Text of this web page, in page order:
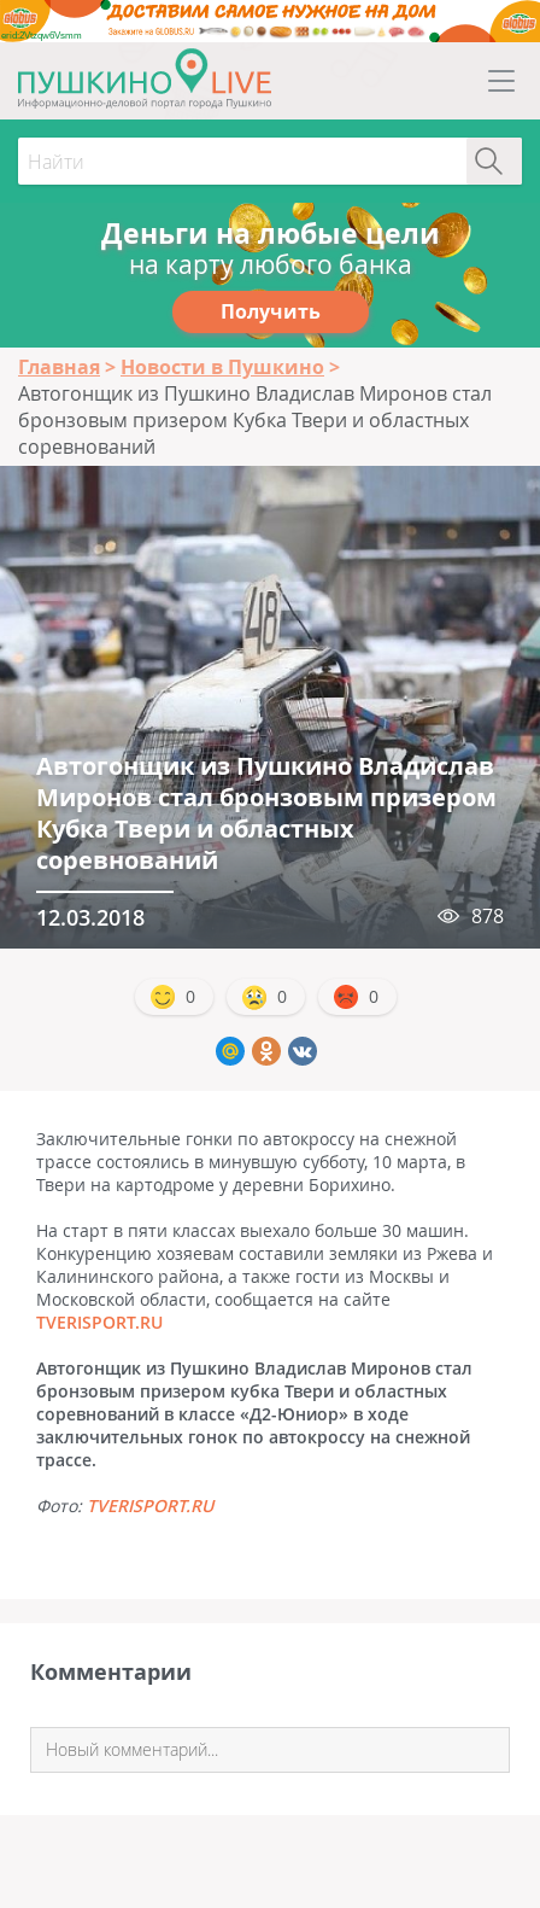
erid:2Vtzqw6Vsmm
Деньги на любые цели
на карту любого банка
Получить
Главная
Новости в Пушкино
Автогонщик из Пушкино Владислав Миронов стал
бронзовым призером Кубка Твери и областных
соревнований
Автогонщик из Пушкино Владислав
Миронов стал бронзовым призером
Кубка Твери и областных
соревнований
12.03.2018 878
0 0 0
Заключительные гонки по автокроссу на снежной
трассе состоялись в минувшую субботу, 10 марта, в
Твери на картодроме у деревни Борихино.
На старт в пяти классах выехало больше 30 машин.
Конкуренцию хозяевам составили земляки из Ржева и
Калининского района, а также гости из Москвы и
Московской области, сообщается на сайте
TVERISPORT.RU
Автогонщик из Пушкино Владислав Миронов стал
бронзовым призером кубка Твери и областных
соревнований в классе «Д2-Юниор» в ходе
заключительных гонок по автокроссу на снежной
трассе.
Фото: TVERISPORT.RU
Комментарии